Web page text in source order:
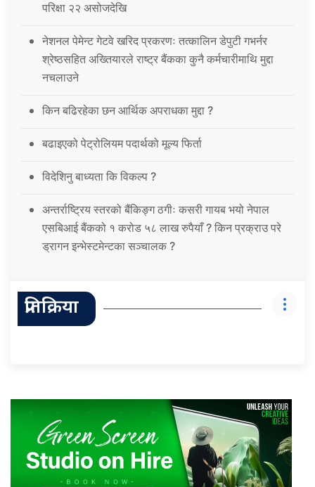
परिक्षा २२ असोजदेखि
नेशनल पेमेन्ट गेटवे खरिद प्रकरणः तत्कालिन डेपुटी गभर्नर
श्रेष्ठसहित अख्तियारले राष्ट्र बैंकका कुनै कर्मचारीमाथि मुद्दा
नचलाउने
किन बढिरहेका छन आर्थिक अपराधका मुद्दा ?
बढाइएको पेट्रोलियम पदार्थको मूल्य फिर्ता
विदेशिनु बाध्यता कि विकल्प ?
अन्तर्राष्ट्रिय स्तरको बैंकिङ्ग ठगीः कसरी गायब भयो नेपाल
एसबिआई बैंकको १ करोड ५८ लाख रुपैयाँ ? किन प्रक्राउ परे
ड्रागन इन्भेस्टमेन्टका सञ्चालक ?
प्रतिक्रिया